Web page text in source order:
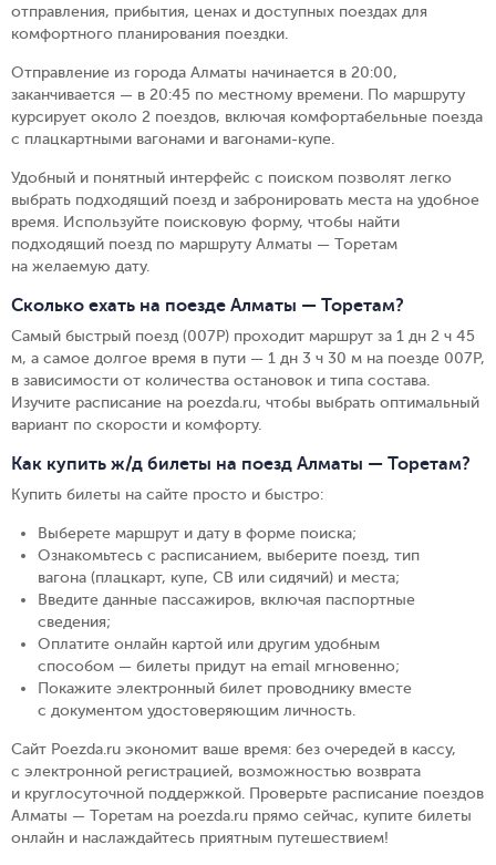
отправления, прибытия, ценах и доступных поездах для
комфортного планирования поездки.
Отправление из города Алматы начинается в 20:00,
заканчивается — в 20:45 по местному времени. По маршруту
курсирует около 2 поездов, включая комфортабельные поезда
с плацкартными вагонами и вагонами-купе.
Удобный и понятный интерфейс с поиском позволят легко
выбрать подходящий поезд и забронировать места на удобное
время. Используйте поисковую форму, чтобы найти
подходящий поезд по маршруту Алматы — Торетам
на желаемую дату.
Сколько ехать на поезде Алматы — Торетам?
Самый быстрый поезд (007Р) проходит маршрут за 1 дн 2 ч 45
м, а самое долгое время в пути — 1 дн 3 ч 30 м на поезде 007Р,
в зависимости от количества остановок и типа состава.
Изучите расписание на poezda.ru, чтобы выбрать оптимальный
вариант по скорости и комфорту.
Как купить ж/д билеты на поезд Алматы — Торетам?
Купить билеты на сайте просто и быстро:
Выберете маршрут и дату в форме поиска;
Ознакомьтесь с расписанием, выберите поезд, тип
вагона (плацкарт, купе, СВ или сидячий) и места;
Введите данные пассажиров, включая паспортные
сведения;
Оплатите онлайн картой или другим удобным
способом — билеты придут на email мгновенно;
Покажите электронный билет проводнику вместе
с документом удостоверяющим личность.
Сайт Poezda.ru экономит ваше время: без очередей в кассу,
с электронной регистрацией, возможностью возврата
и круглосуточной поддержкой. Проверьте расписание поездов
Алматы — Торетам на poezda.ru прямо сейчас, купите билеты
онлайн и наслаждайтесь приятным путешествием!